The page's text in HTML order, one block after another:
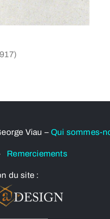
Viau – Qui sommes-
Remerciements
du site :